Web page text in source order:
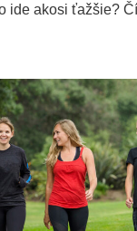
ide akosi ťažšie?